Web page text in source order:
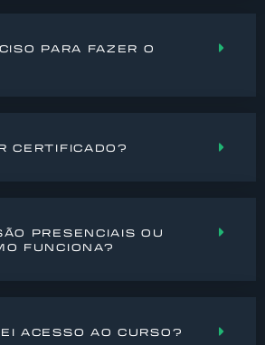
PARA FAZER O
CERTIFICADO?
PRESENCIAIS OU
FUNCIONA?
ACESSO AO CURSO?